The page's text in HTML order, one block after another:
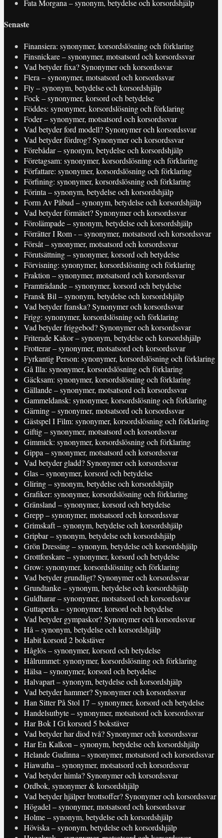
Fata Morgana – synonym, betydelse och korsordshjälp
Senaste
Finansiera: synonymer, korsordslösning och förklaring
Finsnickare – synonymer, motsatsord och korsordssvar
Vad betyder fixa? Synonymer och korsordssvar
Flera – synonymer, motsatsord och korsordssvar
Fly – synonym, betydelse och korsordshjälp
Fock – synonymer, korsord och betydelse
Föddes: synonymer, korsordslösning och förklaring
Foder – synonymer, motsatsord och korsordssvar
Vad betyder ford modell? Synonymer och korsordssvar
Vad betyder fördrog? Synonymer och korsordssvar
Förebådar – synonym, betydelse och korsordshjälp
Företagsam: synonymer, korsordslösning och förklaring
Författare: synonymer, korsordslösning och förklaring
Förfining: synonymer, korsordslösning och förklaring
Förinta – synonym, betydelse och korsordshjälp
Form Av Påbud – synonym, betydelse och korsordshjälp
Vad betyder förmätet? Synonymer och korsordssvar
Förolämpade – synonym, betydelse och korsordshjälp
Förrätter I Rom - – synonymer, motsatsord och korsordssvar
Försåt – synonymer, motsatsord och korsordssvar
Förutsättning – synonymer, korsord och betydelse
Förvisning: synonymer, korsordslösning och förklaring
Fraktion – synonymer, motsatsord och korsordssvar
Framträdande – synonymer, korsord och betydelse
Fransk Bil – synonym, betydelse och korsordshjälp
Vad betyder franska? Synonymer och korsordssvar
Frigg: synonymer, korsordslösning och förklaring
Vad betyder friggebod? Synonymer och korsordssvar
Friterade Kakor – synonym, betydelse och korsordshjälp
Frotterar – synonymer, motsatsord och korsordssvar
Fyrkantig Person: synonymer, korsordslösning och förklaring
Gå Illa: synonymer, korsordslösning och förklaring
Gäcksam: synonymer, korsordslösning och förklaring
Gällande – synonymer, motsatsord och korsordssvar
Gammeldansk: synonymer, korsordslösning och förklaring
Gärning – synonymer, motsatsord och korsordssvar
Gästspel I Film: synonymer, korsordslösning och förklaring
Giftig – synonymer, motsatsord och korsordssvar
Gimmick: synonymer, korsordslösning och förklaring
Gippa – synonymer, motsatsord och korsordssvar
Vad betyder gladd? Synonymer och korsordssvar
Glas – synonymer, korsord och betydelse
Gliring – synonym, betydelse och korsordshjälp
Grafiker: synonymer, korsordslösning och förklaring
Gränsland – synonymer, korsord och betydelse
Grepp – synonymer, motsatsord och korsordssvar
Grimskaft – synonym, betydelse och korsordshjälp
Gripbar – synonym, betydelse och korsordshjälp
Grön Dressing – synonym, betydelse och korsordshjälp
Grottforskare – synonymer, korsord och betydelse
Grow: synonymer, korsordslösning och förklaring
Vad betyder grundligt? Synonymer och korsordssvar
Grundtanke – synonym, betydelse och korsordshjälp
Guldharar – synonymer, motsatsord och korsordssvar
Guttaperka – synonymer, korsord och betydelse
Vad betyder gympaskor? Synonymer och korsordssvar
Hå – synonym, betydelse och korsordshjälp
Habit korsord 2 bokstäver
Håglös – synonymer, korsord och betydelse
Hålrummet: synonymer, korsordslösning och förklaring
Hälsa – synonymer, korsord och betydelse
Halvapart – synonym, betydelse och korsordshjälp
Vad betyder hammer? Synonymer och korsordssvar
Han Sitter På Stol 17 – synonymer, korsord och betydelse
Handelsutbyte – synonymer, motsatsord och korsordssvar
Har Bok I Gt korsord 5 bokstäver
Vad betyder har diod två? Synonymer och korsordssvar
Har En Kalkon – synonym, betydelse och korsordshjälp
Helande Gudinna – synonymer, motsatsord och korsordssvar
Hiawatha – synonymer, motsatsord och korsordssvar
Vad betyder himla? Synonymer och korsordssvar
Ordbok, synonymer & korsordshjälp
Vad betyder hjälper brottsoffer? Synonymer och korsordssvar
Högadel – synonymer, motsatsord och korsordssvar
Holme – synonym, betydelse och korsordshjälp
Höviska – synonym, betydelse och korsordshjälp